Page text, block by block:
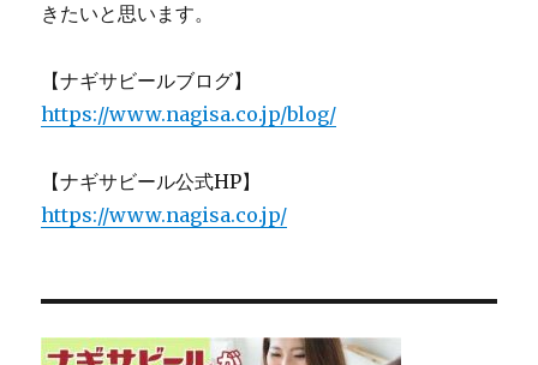
きたいと思います。
【ナギサビールブログ】
https://www.nagisa.co.jp/blog/
【ナギサビール公式HP】
https://www.nagisa.co.jp/